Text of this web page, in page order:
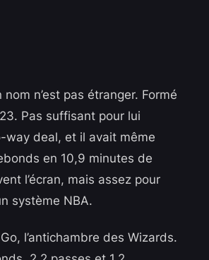
n’est pas étranger. Formé
Pas suffisant pour lui
way deal, et il avait même
en 10,9 minutes de
l’écran, mais assez pour
système NBA.
l’antichambre des Wizards.